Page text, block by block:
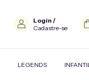
Login /
Cadastre-se
LEGENDS INFANTIL